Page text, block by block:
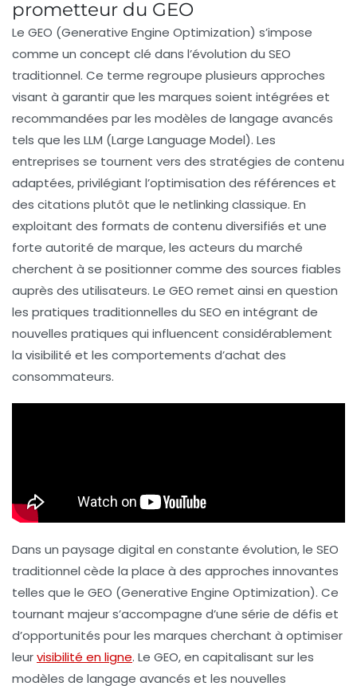
prometteur du GEO
Le GEO (Generative Engine Optimization) s’impose
comme un concept clé dans l’évolution du SEO
traditionnel. Ce terme regroupe plusieurs approches
visant à garantir que les marques soient intégrées et
recommandées par les modèles de langage avancés
tels que les LLM (Large Language Model). Les
entreprises se tournent vers des stratégies de contenu
adaptées, privilégiant l’optimisation des références et
des citations plutôt que le netlinking classique. En
exploitant des formats de contenu diversifiés et une
forte autorité de marque, les acteurs du marché
cherchent à se positionner comme des sources fiables
auprès des utilisateurs. Le GEO remet ainsi en question
les pratiques traditionnelles du SEO en intégrant de
nouvelles pratiques qui influencent considérablement
la visibilité et les comportements d’achat des
consommateurs.
Dans un paysage digital en constante évolution, le SEO
traditionnel cède la place à des approches innovantes
telles que le GEO (Generative Engine Optimization). Ce
tournant majeur s’accompagne d’une série de défis et
d’opportunités pour les marques cherchant à optimiser
leurvisibilité en ligne. Le GEO, en capitalisant sur les
modèles de langage avancés et les nouvelles